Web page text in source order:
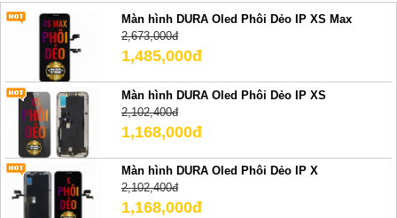
Màn hình DURA Oled Phôi Dẻo IP XS Max
2,673,000đ
1,485,000đ
Màn hình DURA Oled Phôi Dẻo IP XS
2,102,400đ
1,168,000đ
Màn hình DURA Oled Phôi Dẻo IP X
2,102,400đ
1,168,000đ